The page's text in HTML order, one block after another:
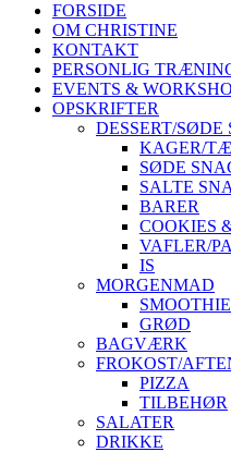
FORSIDE
OM CHRISTINE
KONTAKT
PERSONLIG
EVENTS &
OPSKRIFTER
DESSERT/SØDE
KAGER/
SØDE
SALTE
BARER
COOKIES
VAFLER/
IS
MORGENMAD
SMOOTHIE
GRØD
BAGVÆRK
FROKOST/
PIZZA
TILBEHØR
SALATER
DRIKKE